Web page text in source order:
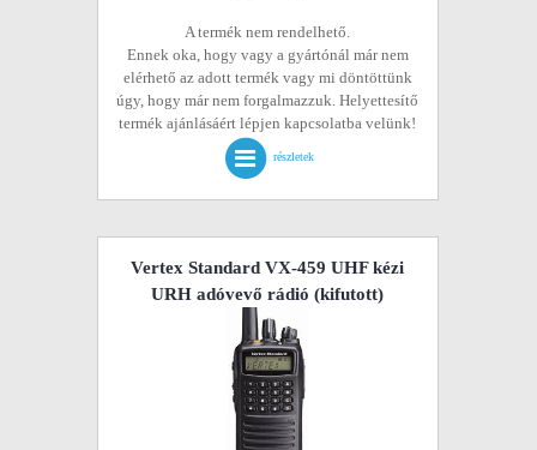
A termék nem rendelhető.
Ennek oka, hogy vagy a gyártónál már nem
elérhető az adott termék vagy mi döntöttünk
úgy, hogy már nem forgalmazzuk. Helyettesítő
termék ajánlásáért lépjen kapcsolatba velünk!
részletek
Vertex Standard VX-459 UHF kézi
URH adóvevő rádió (kifutott)